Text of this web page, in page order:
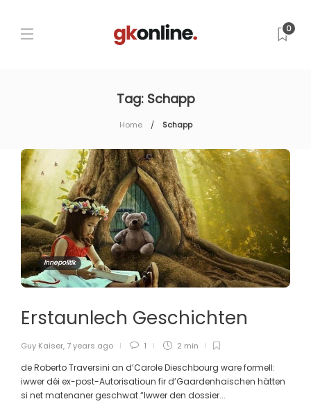
0
Tag: Schapp
Home Schapp
Innepolitik
Erstaunlech Geschichten
Guy Kaiser, 7 years ago 1 2 min
de Roberto Traversini an d’Carole Dieschbourg ware formell:
iwwer déi ex-post-Autorisatioun fir d’Gaardenhaischen hätten
si net matenaner geschwat.“Iwwer den dossier...